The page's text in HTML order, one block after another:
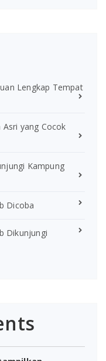
Lengkap Tempat
yang Cocok
Kampung
Dicoba
Dikunjungi